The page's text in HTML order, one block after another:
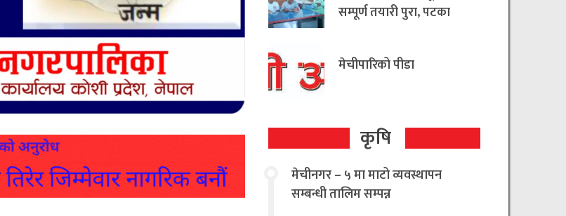
सम्पूर्ण तयारी पुरा, पटका
मेचीपारिको पीडा
कृषि
मेचीनगर – ५ मा माटो व्यवस्थापन
सम्बन्धी तालिम सम्पन्न